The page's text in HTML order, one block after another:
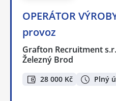
OPERÁTOR
provoz
Grafton Recruitment
Železný Brod
28 000 Kč Plný